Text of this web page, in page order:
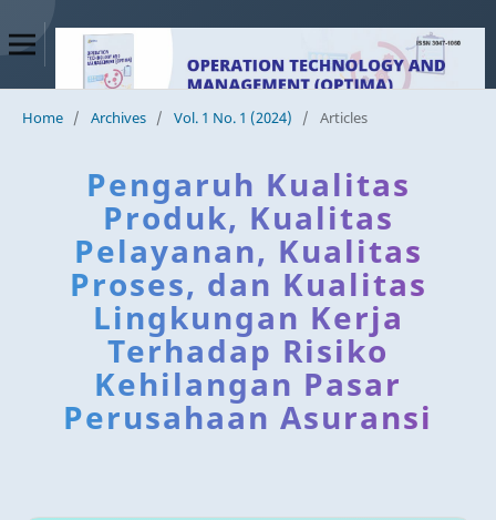
Home / Archives / Vol. 1 No. 1 (2024) / Articles
Pengaruh Kualitas
Produk, Kualitas
Pelayanan, Kualitas
Proses, dan Kualitas
Lingkungan Kerja
Terhadap Risiko
Kehilangan Pasar
Perusahaan Asuransi